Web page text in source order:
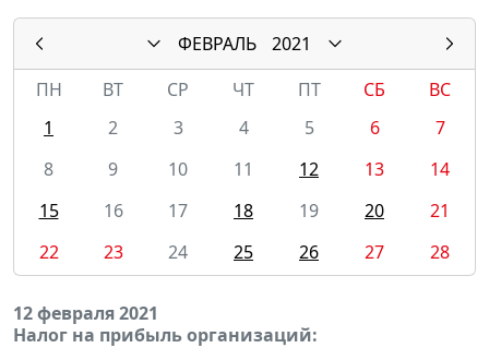
ФЕВРАЛЬ
2021
ПН
ВТ СР ЧТ ПТ СБ
ВС
1
2 3 4 5 6
7
8
9 10 11 12 13
14
15
16 17 18 19 20
21
22
23 24 25 26 27 28
12 февраля 2021
Налог на прибыль организаций: